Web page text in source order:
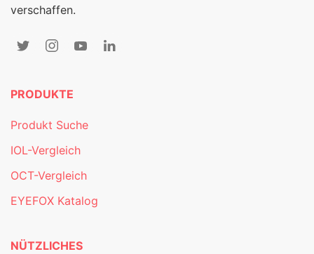
verschaffen.
PRODUKTE
Produkt Suche
IOL-Vergleich
OCT-Vergleich
EYEFOX Katalog
NÜTZLICHES